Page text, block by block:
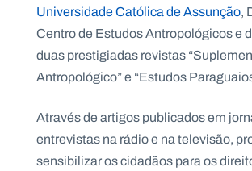
Universidade Católica de Assunção,
Centro de Estudos Antropológicos e
duas prestigiadas revistas
Antropológico” e “Estudos
Através de artigos publicados em
entrevistas na rádio e na televisão,
sensibilizar os cidadãos para os